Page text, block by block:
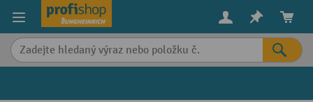
content